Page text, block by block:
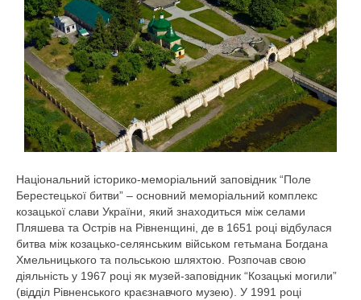
Національний історико-меморіальний заповідник “Поле
Берестецької битви” – основний меморіальний комплекс
козацької слави України, який знаходиться між селами
Пляшева та Острів на Рівненщині, де в 1651 році відбулася
битва між козацько-селянським військом гетьмана Богдана
Хмельницького та польською шляхтою. Розпочав свою
діяльність у 1967 році як музей-заповідник “Козацькі могили”
(відділ Рівненського краєзнавчого музею). У 1991 році